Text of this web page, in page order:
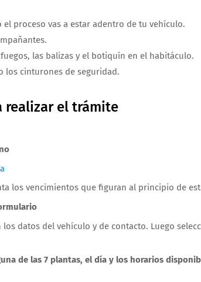
el proceso vas a estar adentro de tu vehículo.
las balizas y el botiquín en el habitáculo.
los cinturones de seguridad.
realizar el trámite
los vencimientos que figuran al principio de
los datos del vehículo y de contacto. Luego
de las 7 plantas, el día y los horarios